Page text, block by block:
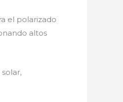
el polarizado
altos